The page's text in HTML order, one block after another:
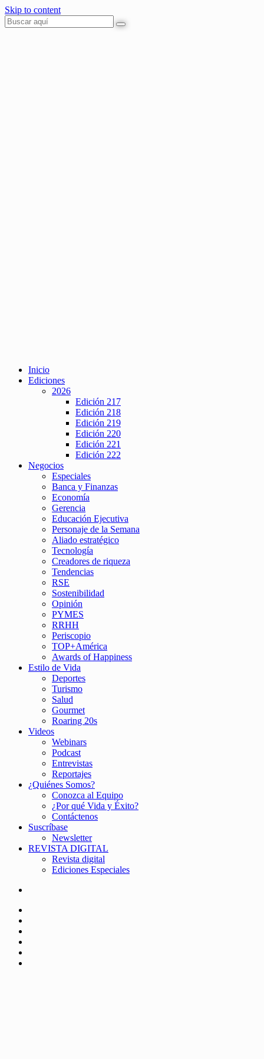
Skip to content
Inicio
Ediciones
2026
Edición 217
Edición 218
Edición 219
Edición 220
Edición 221
Edición 222
Negocios
Especiales
Banca y Finanzas
Economía
Gerencia
Educación Ejecutiva
Personaje de la Semana
Aliado estratégico
Tecnología
Creadores de riqueza
Tendencias
RSE
Sostenibilidad
Opinión
PYMES
RRHH
Periscopio
TOP+América
Awards of Happiness
Estilo de Vida
Deportes
Turismo
Salud
Gourmet
Roaring 20s
Videos
Webinars
Podcast
Entrevistas
Reportajes
¿Quiénes Somos?
Conozca al Equipo
¿Por qué Vida y Éxito?
Contáctenos
Suscríbase
Newsletter
REVISTA DIGITAL
Revista digital
Ediciones Especiales